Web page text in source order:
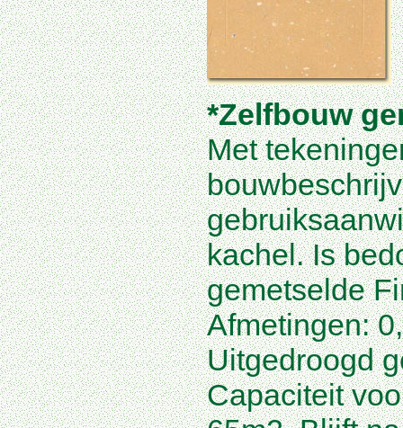
*Zelfbouw
Met
kachel. Is
gemetselde
Afmetingen:
Uitgedroogd
Capaciteit